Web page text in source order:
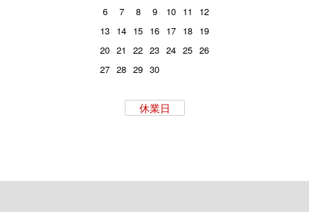
6
7 8 9 10 11
12
13 14 15 16 17 18 19
20 21 22 23 24 25 26
27 28 29 30
休業日